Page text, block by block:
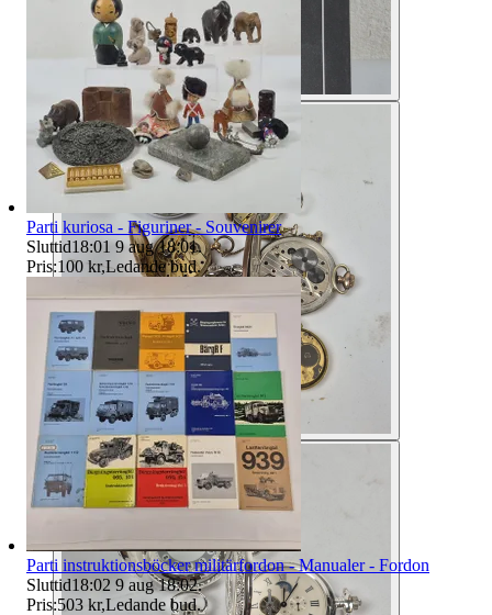
Parti kuriosa - Figuriner - Souvenirer
Sluttid18:01 9 aug 18:01.
Pris:100 kr,Ledande bud.
Parti instruktionsböcker militärfordon - Manualer - Fordon
Sluttid18:02 9 aug 18:02.
Pris:503 kr,Ledande bud.